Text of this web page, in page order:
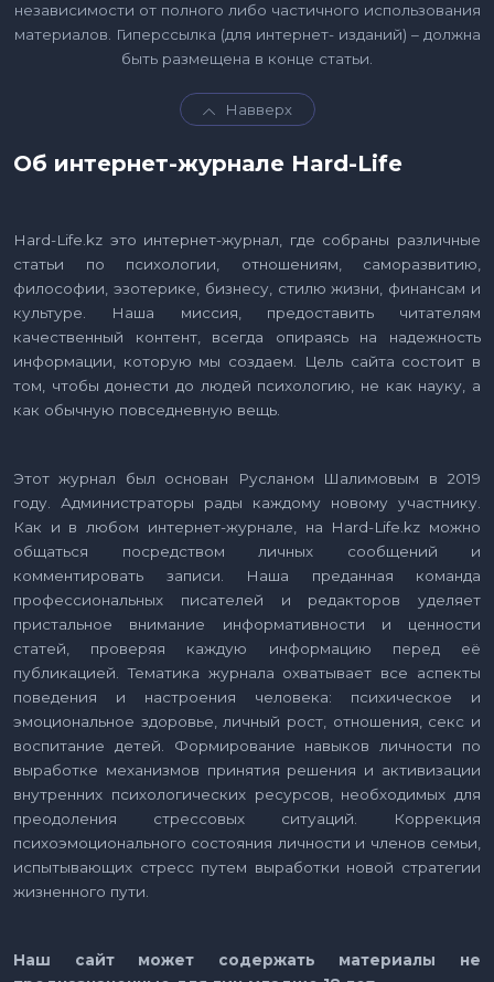
независимости от полного либо частичного использования
материалов. Гиперссылка (для интернет- изданий) – должна
быть размещена в конце статьи.
Навверх
Об интернет-журнале Hard-Life
Hard-Life.kz это интернет-журнал, где собраны различные
статьи по психологии, отношениям, саморазвитию,
философии, эзотерике, бизнесу, стилю жизни, финансам и
культуре. Наша миссия, предоставить читателям
качественный контент, всегда опираясь на надежность
информации, которую мы создаем. Цель сайта состоит в
том, чтобы донести до людей психологию, не как науку, а
как обычную повседневную вещь.
Этот журнал был основан Русланом Шалимовым в 2019
году. Администраторы рады каждому новому участнику.
Как и в любом интернет-журнале, на Hard-Life.kz можно
общаться посредством личных сообщений и
комментировать записи. Наша преданная команда
профессиональных писателей и редакторов уделяет
пристальное внимание информативности и ценности
статей, проверяя каждую информацию перед её
публикацией. Тематика журнала охватывает все аспекты
поведения и настроения человека: психическое и
эмоциональное здоровье, личный рост, отношения, секс и
воспитание детей. Формирование навыков личности по
выработке механизмов принятия решения и активизации
внутренних психологических ресурсов, необходимых для
преодоления стрессовых ситуаций. Коррекция
психоэмоционального состояния личности и членов семьи,
испытывающих стресс путем выработки новой стратегии
жизненного пути.
Наш сайт может содержать материалы не